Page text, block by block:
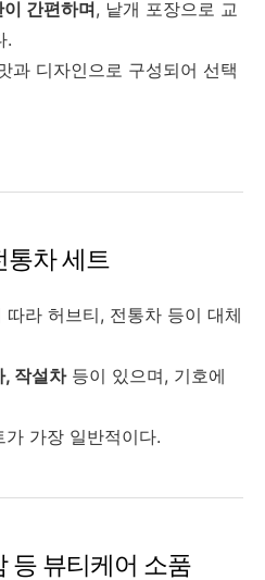
간편하며, 낱개 포장으로 교
.
과 디자인으로 구성되어 선택
통차 세트
라 허브티, 전통차 등이 대체
, 작설차등이 있으며, 기호에
가장 일반적이다.
등 뷰티케어 소품